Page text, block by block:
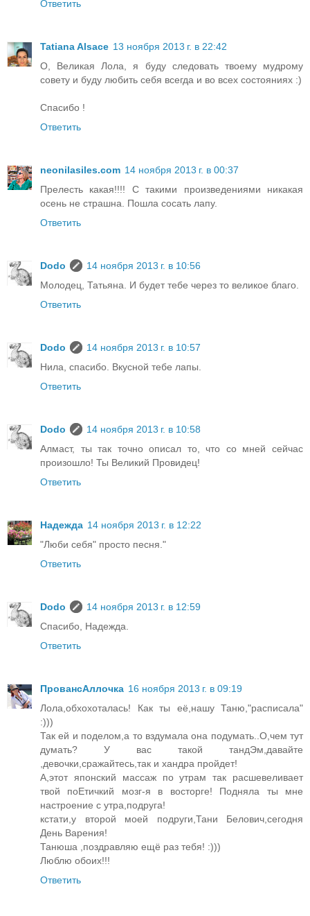
Ответить
Tatiana Alsace 13 ноября 2013 г. в 22:42
О, Великая Лола, я буду следовать твоему мудрому
совету и буду любить себя всегда и во всех состояниях :)
Спасибо !
Ответить
neonilasiles.com 14 ноября 2013 г. в 00:37
Прелесть какая!!!! С такими произведениями никакая
осень не страшна. Пошла сосать лапу.
Ответить
Dodo
14 ноября 2013 г. в 10:56
Молодец, Татьяна. И будет тебе через то великое благо.
Ответить
Dodo
14 ноября 2013 г. в 10:57
Нила, спасибо. Вкусной тебе лапы.
Ответить
Dodo
14 ноября 2013 г. в 10:58
Алмаст, ты так точно описал то, что со мней сейчас
произошло! Ты Великий Провидец!
Ответить
Надежда 14 ноября 2013 г. в 12:22
"Люби себя" просто песня."
Ответить
Dodo
14 ноября 2013 г. в 12:59
Спасибо, Надежда.
Ответить
ПровансАллочка 16 ноября 2013 г. в 09:19
Лола,обхохоталась! Как ты её,нашу Таню,"расписала"
:)))
Так ей и поделом,а то вздумала она подумать..О,чем тут
думать? У вас такой тандЭм,давайте
,девочки,сражайтесь,так и хандра пройдет!
А,этот японский массаж по утрам так расшевеливает
твой поЕтичкий мозг-я в восторге! Подняла ты мне
настроение с утра,подруга!
кстати,у второй моей подруги,Тани Белович,сегодня
День Варения!
Танюша ,поздравляю ещё раз тебя! :)))
Люблю обоих!!!
Ответить